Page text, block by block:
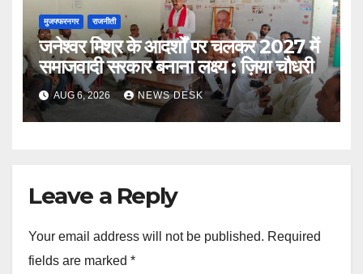
मुजफ्फरनगर राजनीती
जनेश्वर मिश्र के आदर्शों पर चलकर 2027 में
समाजवादी सरकार बनाना लक्ष्य : ज़िया चौधरी
AUG 6, 2026 NEWS DESK
Leave a Reply
Your email address will not be published. Required
fields are marked *